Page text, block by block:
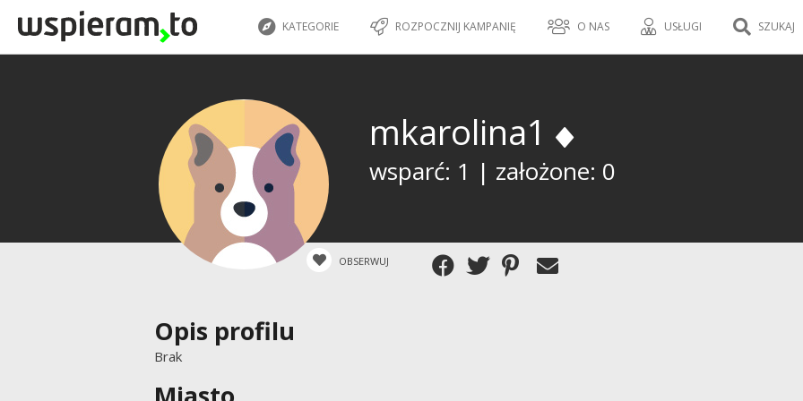
KATEGORIE ROZPOCZNIJ KAMPANIĘ O NAS USŁUGI SZUKAJ
mkarolina1
wsparć: 1 | założone: 0
OBSERWUJ
Opis profilu
Brak